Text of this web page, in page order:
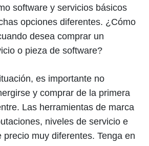
software y servicios básicos
opciones diferentes. ¿Cómo
desea comprar un
o pieza de software?
es importante no
y comprar de la primera
Las herramientas de marca
niveles de servicio e
precio muy diferentes. Tenga en